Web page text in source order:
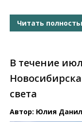
Читать
В течение
света
Автор: Юлия